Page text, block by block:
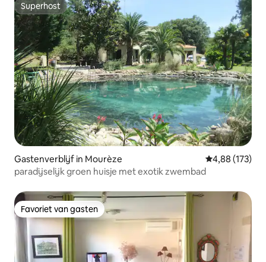
Superhost
Superhost
Gastenverblijf in Mourèze Gemiddelde
4,88 (173)
paradijselijk groen huisje met exotik zwembad
Favoriet van gasten
Favoriet van gasten